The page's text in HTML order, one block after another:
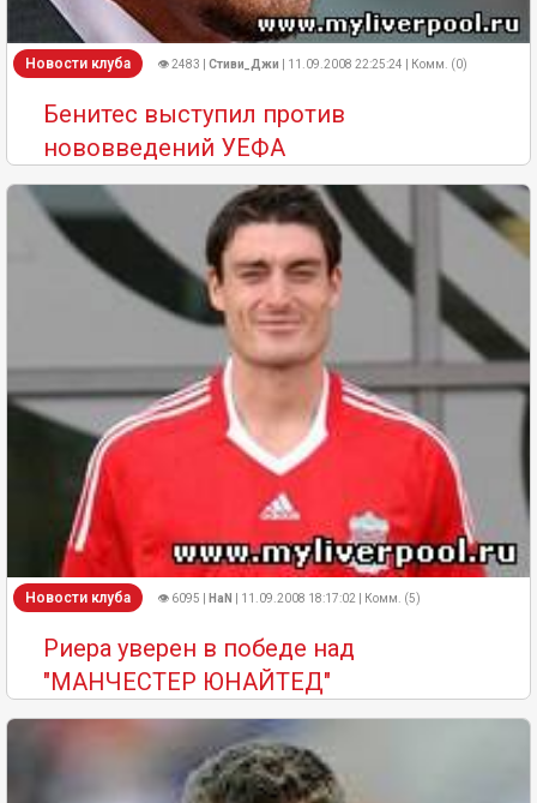
Новости клуба 👁 2483 | Стиви_Джи | 11.09.2008 22:25:24 | Комм. (0)
Бенитес выступил против
нововведений УЕФА
Новости клуба 👁 6095 | HaN | 11.09.2008 18:17:02 | Комм. (5)
Pиера уверен в победе над
"МАНЧЕСТЕР ЮНАЙТЕД"